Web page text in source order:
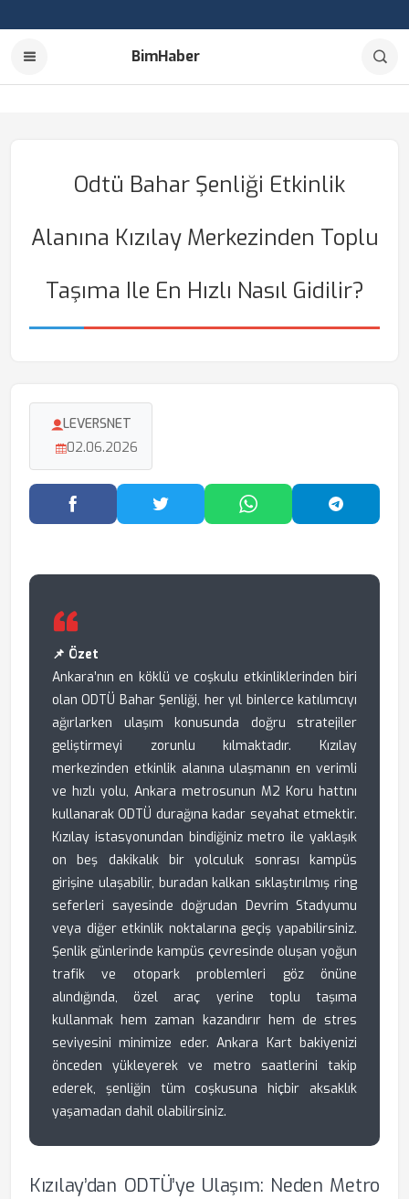
BimHaber
Odtü Bahar Şenliği Etkinlik
Alanına Kızılay Merkezinden Toplu
Taşıma Ile En Hızlı Nasıl Gidilir?
LEVERSNET
02.06.2026
Facebook'ta PaylaşTwitter'da PaylaşWhatsApp'ta Paylaş
📌 Özet
Ankara’nın en köklü ve coşkulu etkinliklerinden biri
olan ODTÜ Bahar Şenliği, her yıl binlerce katılımcıyı
ağırlarken ulaşım konusunda doğru stratejiler
geliştirmeyi zorunlu kılmaktadır. Kızılay
merkezinden etkinlik alanına ulaşmanın en verimli
ve hızlı yolu, Ankara metrosunun M2 Koru hattını
kullanarak ODTÜ durağına kadar seyahat etmektir.
Kızılay istasyonundan bindiğiniz metro ile yaklaşık
on beş dakikalık bir yolculuk sonrası kampüs
girişine ulaşabilir, buradan kalkan sıklaştırılmış ring
seferleri sayesinde doğrudan Devrim Stadyumu
veya diğer etkinlik noktalarına geçiş yapabilirsiniz.
Şenlik günlerinde kampüs çevresinde oluşan yoğun
trafik ve otopark problemleri göz önüne
alındığında, özel araç yerine toplu taşıma
kullanmak hem zaman kazandırır hem de stres
seviyesini minimize eder. Ankara Kart bakiyenizi
önceden yükleyerek ve metro saatlerini takip
ederek, şenliğin tüm coşkusuna hiçbir aksaklık
yaşamadan dahil olabilirsiniz.
Kızılay’dan ODTÜ’ye Ulaşım: Neden Metro